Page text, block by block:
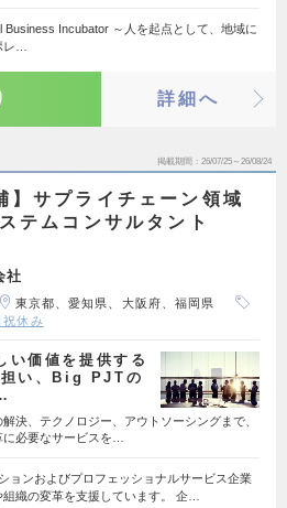
Business Incubator ～人を起点として、地域に
レ…
詳細へ
掲載期間 26/07/25～26/08/24
】サプライチェーン領域
テムコンサルタント
社
東京都、愛知県、大阪府、福岡県
祝休み
い価値を提供する
担い、Big PJTの
決、テクノロジー、アウトソーシングまで、
に必要なサービスを…
ョンおよびプロフェッショナルサービス企業
組織の変革を支援しています。 企…